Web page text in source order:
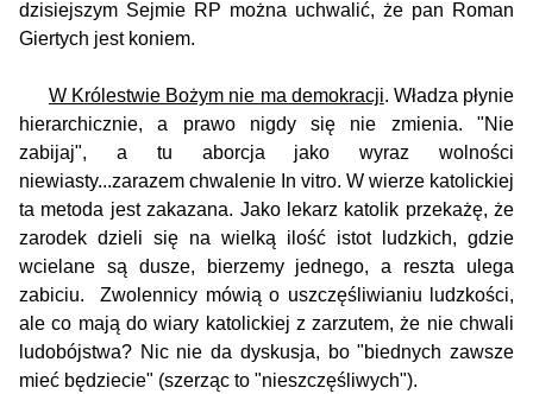
dzisiejszym Sejmie RP można uchwalić, że pan Roman
Giertych jest koniem.
W Królestwie Bożym nie ma demokracji. Władza płynie
hierarchicznie, a prawo nigdy się nie zmienia. "Nie
zabijaj", a tu aborcja jako wyraz wolności
niewiasty...zarazem chwalenie In vitro. W wierze katolickiej
ta metoda jest zakazana. Jako lekarz katolik przekażę, że
zarodek dzieli się na wielką ilość istot ludzkich, gdzie
wcielane są dusze, bierzemy jednego, a reszta ulega
zabiciu. Zwolennicy mówią o uszczęśliwianiu ludzkości,
ale co mają do wiary katolickiej z zarzutem, że nie chwali
ludobójstwa? Nic nie da dyskusja, bo "biednych zawsze
mieć będziecie" (szerząc to "nieszczęśliwych").